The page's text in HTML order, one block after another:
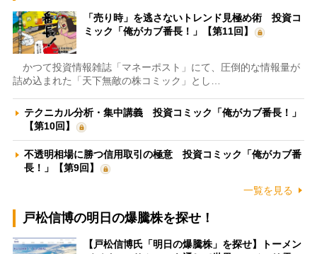
「売り時」を逃さないトレンド見極め術 投資コ
ミック「俺がカブ番長！」【第11回】
かつて投資情報雑誌「マネーポスト」にて、圧倒的な情報量が
詰め込まれた「天下無敵の株コミック」とし…
テクニカル分析・集中講義 投資コミック「俺がカブ番長！」
【第10回】
不透明相場に勝つ信用取引の極意 投資コミック「俺がカブ番
長！」【第9回】
一覧を見る
戸松信博の明日の爆騰株を探せ！
【戸松信博氏「明日の爆騰株」を探せ】トーメン